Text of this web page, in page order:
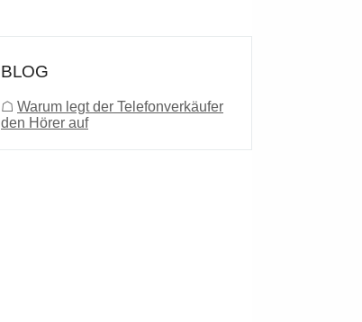
BLOG
☖ Warum legt der Telefonverkäufer
den Hörer auf